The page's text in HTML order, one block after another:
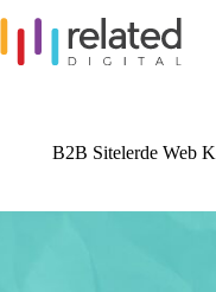
content
B2B Sitelerde Web